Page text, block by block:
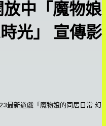
中「魔物娘
光」 宣傳影
最新遊戲「魔物娘的同居日常 幻